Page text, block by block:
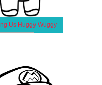
Us Huggy Wuggy